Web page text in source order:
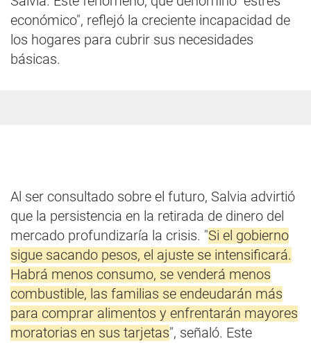
económico", reflejó la creciente incapacidad de
los hogares para cubrir sus necesidades
básicas.
Al ser consultado sobre el futuro, Salvia advirtió
que la persistencia en la retirada de dinero del
mercado profundizaría la crisis. "Si el gobierno
sigue sacando pesos, el ajuste se intensificará.
Habrá menos consumo, se venderá menos
combustible, las familias se endeudarán más
para comprar alimentos y enfrentarán mayores
moratorias en sus tarjetas", señaló. Este